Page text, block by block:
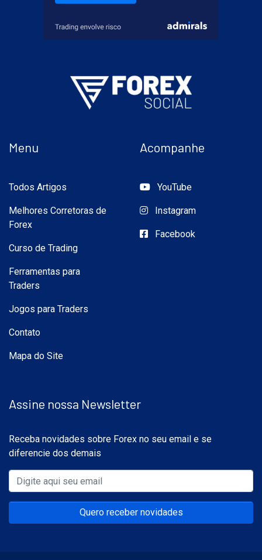
Menu
Todos Artigos
Melhores Corretoras de
Forex
Curso de Trading
Ferramentas para
Traders
Jogos para Traders
Contato
Mapa do Site
Acompanhe
YouTube
Instagram
Facebook
Assine nossa Newsletter
Receba novidades sobre Forex no seu email e se
diferencie dos demais
Quero receber novidades